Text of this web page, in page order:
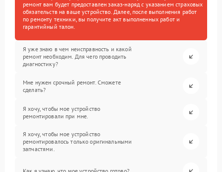
ремонт вам будет предоставлен заказ-наряд с указанием страховых
обязательств на ваше устройство. Далее, после выполнения работ
по ремонту техники, вы получите акт выполненных работ и
гарантийный талон.
Я уже знаю в чем неисправность и какой
ремонт необходим. Для чего проводить
диагностику?
Мне нужен срочный ремонт. Сможете
сделать?
Я хочу, чтобы мое устройство
ремонтировали при мне.
Я хочу, чтобы мое устройство
ремонтировалось только оригинальными
запчастями.